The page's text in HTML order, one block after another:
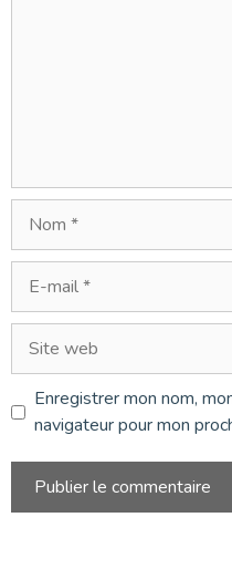
mail
web
Enregistrer mon nom,
navigateur pour mon